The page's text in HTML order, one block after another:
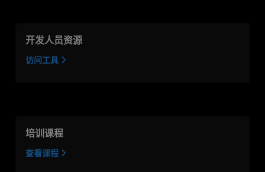
开发人员资源
访问工具
培训课程
查看课程